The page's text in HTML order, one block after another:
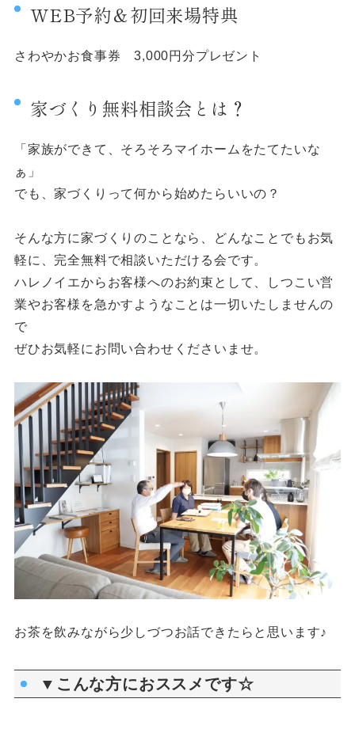
WEB予約＆初回来場特典
さわやかお食事券 3,000円分プレゼント
家づくり無料相談会とは？
「家族ができて、そろそろマイホームをたてたいな
ぁ」
でも、家づくりって何から始めたらいいの？
そんな方に家づくりのことなら、どんなことでもお気
軽に、完全無料で相談いただける会です。
ハレノイエからお客様へのお約束として、しつこい営
業やお客様を急かすようなことは一切いたしませんの
で
ぜひお気軽にお問い合わせくださいませ。
お茶を飲みながら少しづつお話できたらと思います♪
▼こんな方におススメです☆